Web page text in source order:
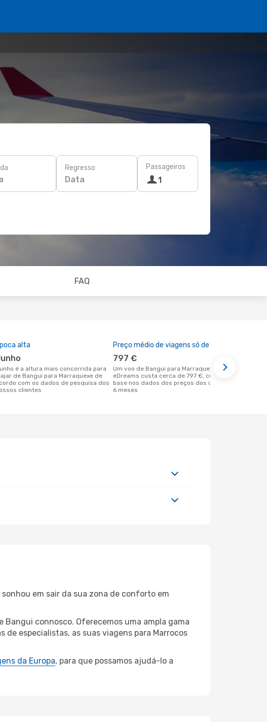
Regresso
Data
Passageiros
1
FAQ
alta
junho
de Bangui para Marraquexe de
com os dados de pesquisa dos
clientes
Preço médio de viagens só de ida
797 €
Um voo de Bangui para Marraquexe na
eDreams custa cerca de 797 €, com
base nos dados dos preços dos últimos
6 meses
em sair da sua zona de conforto em
connosco. Oferecemos uma ampla gama
de especialistas, as suas viagens para Marrocos
da Europa, para que possamos ajudá-lo a